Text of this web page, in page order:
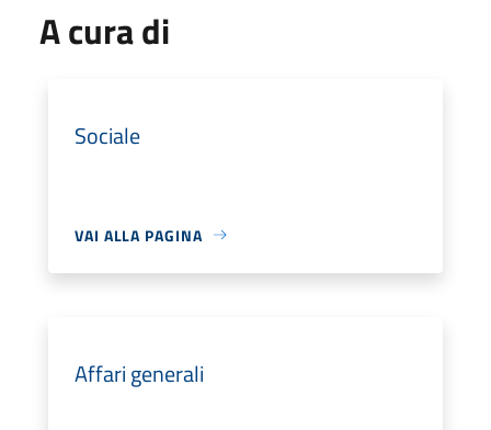
A cura di
Sociale
VAI ALLA PAGINA
Affari generali